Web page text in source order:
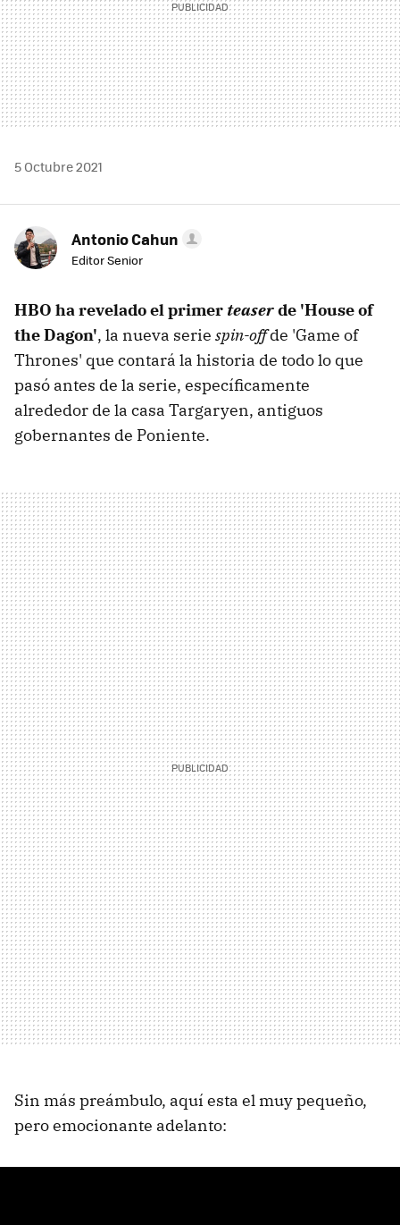
5 Octubre 2021
Antonio Cahun
Editor Senior
HBO ha revelado el primer teaserde 'House of
the Dagon', la nueva serie spin-offde 'Game of
Thrones' que contará la historia de todo lo que
pasó antes de la serie, específicamente
alrededor de la casa Targaryen, antiguos
gobernantes de Poniente.
Sin más preámbulo, aquí esta el muy pequeño,
pero emocionante adelanto: